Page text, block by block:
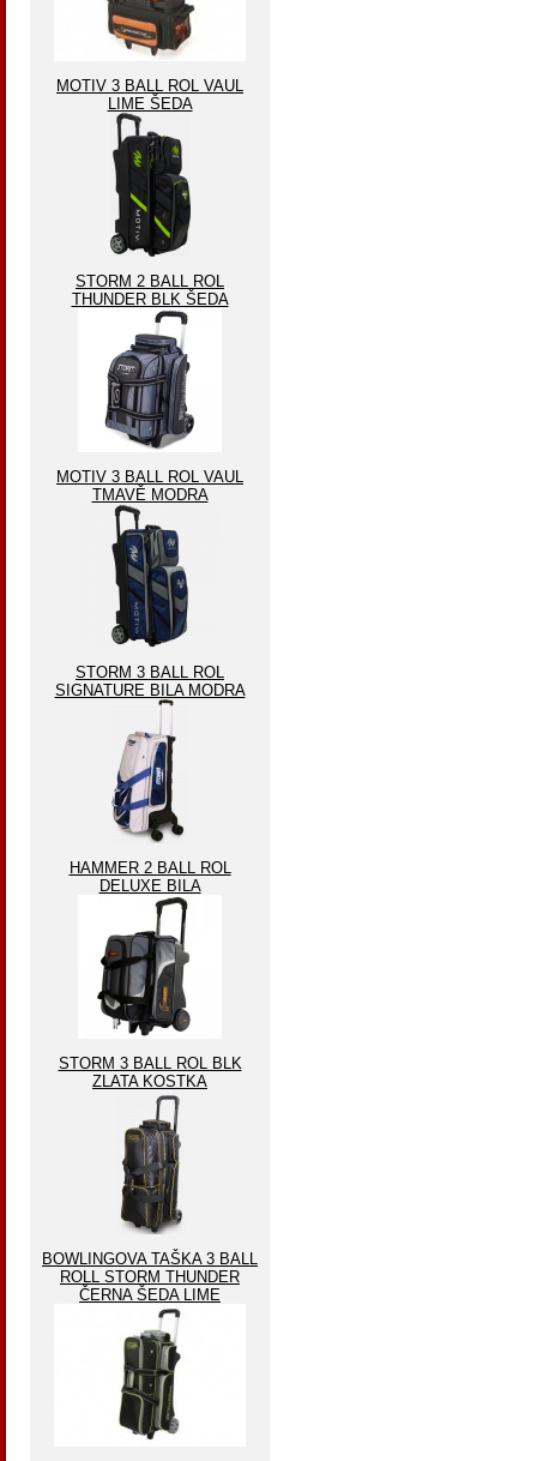
MOTIV 3 BALL ROL VAUL
LIME ŠEDA
STORM 2 BALL ROL
THUNDER BLK ŠEDA
MOTIV 3 BALL ROL VAUL
TMAVĚ MODRA
STORM 3 BALL ROL
SIGNATURE BILA MODRA
HAMMER 2 BALL ROL
DELUXE BILA
STORM 3 BALL ROL BLK
ZLATA KOSTKA
BOWLINGOVA TAŠKA 3 BALL
ROLL STORM THUNDER
ČERNA ŠEDA LIME